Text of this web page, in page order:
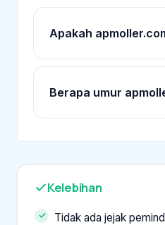
Apakah
Berapa umur
Kelebihan
Tidak ada jejak